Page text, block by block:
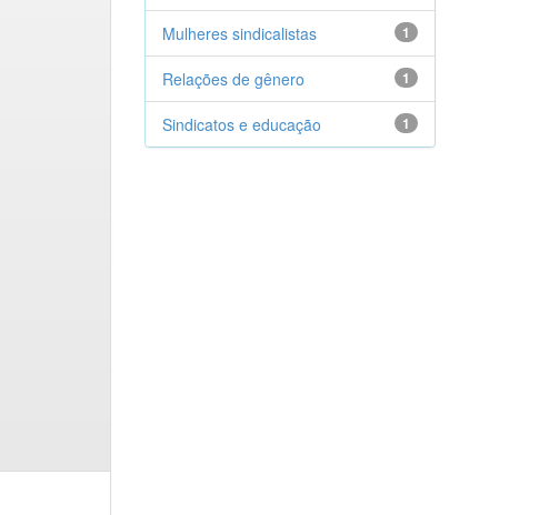
1
Mulheres sindicalistas
1
Relações de gênero
1
Sindicatos e educação